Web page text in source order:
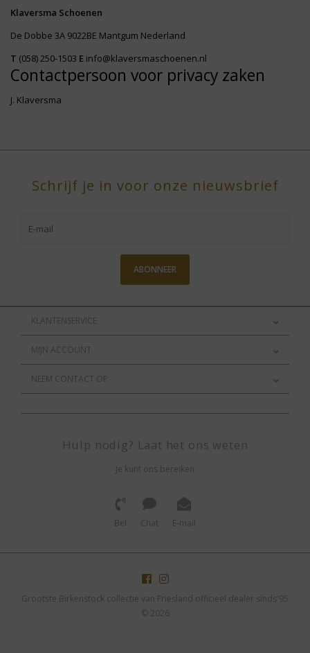
Klaversma Schoenen
De Dobbe 3A 9022BE Mantgum Nederland
T (058) 250-1503 E info@klaversmaschoenen.nl
Contactpersoon voor privacy zaken
J. Klaversma
Schrijf je in voor onze nieuwsbrief
ABONNEER
KLANTENSERVICE
MIJN ACCOUNT
NEEM CONTACT OP
Hulp nodig? Laat het ons weten
Je kunt ons bereiken
Bel Chat E-mail
Grootste Birkenstock collectie van Friesland officieel dealer sinds'95
© 2026